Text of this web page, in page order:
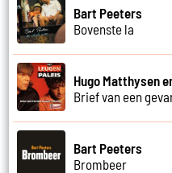
Bart Peeters
Bovenste la
Hugo Matthysen
Brief van een
Bart Peeters
Brombeer